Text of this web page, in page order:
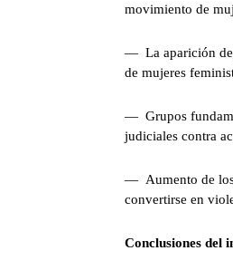
movimiento de
— La aparición de
de mujeres
— Grupos
judiciales contra
— Aumento de los
convertirse en
Conclusiones del